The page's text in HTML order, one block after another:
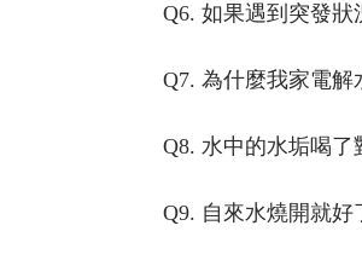
Q6. 如果遇到突發狀
Q7. 為什麼我家電解
Q8. 水中的水垢喝了
Q9. 自來水燒開就好